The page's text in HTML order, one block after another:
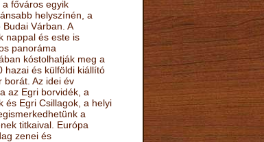
a főváros egyik
helyszínén, a
Budai Várban. A
nappal és este is
panoráma
kóstolhatják meg a
hazai és külföldi kiállító
borát. Az idei év
az Egri borvidék, a
és Egri Csillagok, a helyi
a
titkaival. Európa
zenei és